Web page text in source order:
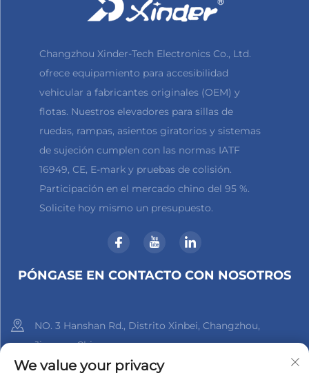
Changzhou Xinder-Tech Electronics Co., Ltd.
ofrece equipamiento para accesibilidad
vehicular a fabricantes originales (OEM) y
flotas. Nuestros elevadores para sillas de
ruedas, rampas, asientos giratorios y sistemas
de sujeción cumplen con las normas IATF
16949, CE, E-mark y pruebas de colisión.
Participación en el mercado chino del 95 %.
Solicite hoy mismo un presupuesto.
PÓNGASE EN CONTACTO CON NOSOTROS
NO. 3 Hanshan Rd., Distrito Xinbei, Changzhou,
Jiangsu, China
+86-18961288218
We value your privacy